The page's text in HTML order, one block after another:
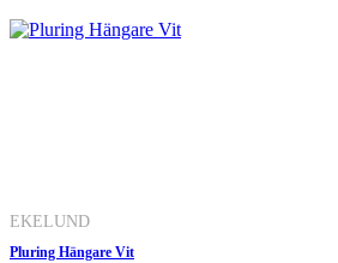
EKELUND
Pluring Hängare Vit